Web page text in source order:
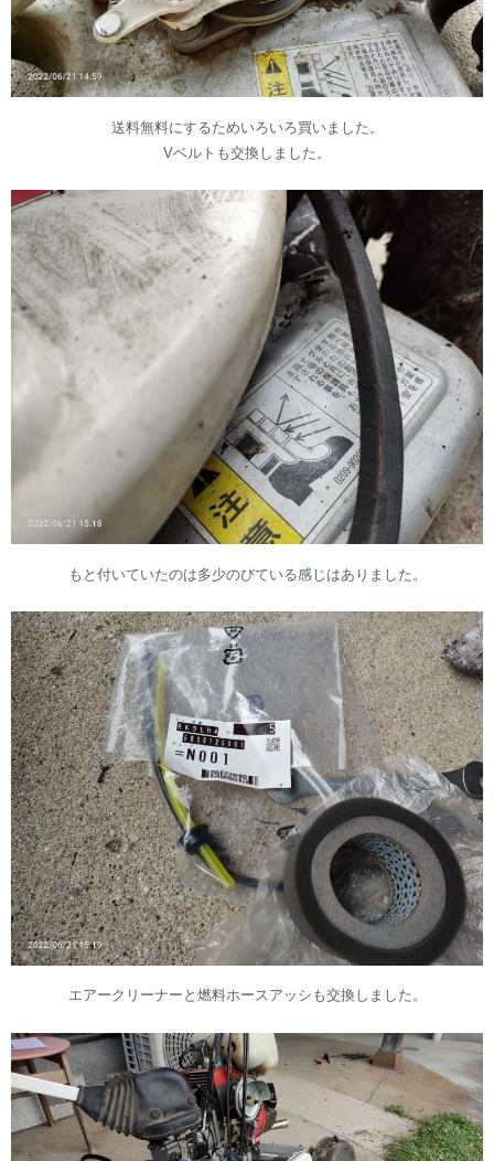
送料無料にするためいろいろ買いました。
Vベルトも交換しました。
もと付いていたのは多少のびている感じはありました。
エアークリーナーと燃料ホースアッシも交換しました。